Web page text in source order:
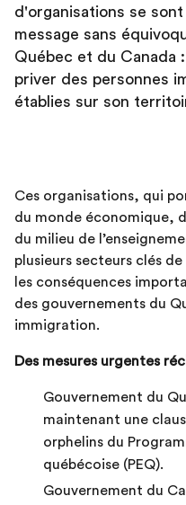
d'organisations se
message sans
Québec et du Canada
priver des personnes
établies sur son
Ces organisations, qui
du monde économique,
du milieu de
plusieurs secteurs clés
les conséquences
des gouvernements du
immigration.
Des mesures urgentes
Gouvernement du
maintenant une
orphelins du
québécoise (PEQ).
Gouvernement du